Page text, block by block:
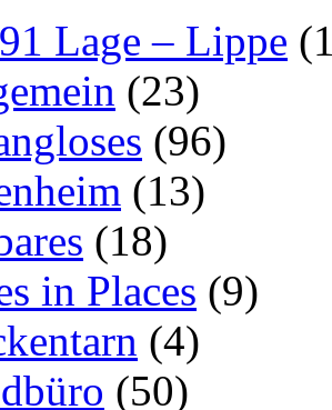
Lage – Lippe
(23)
(96)
(13)
(18)
in Places (9)
(4)
(50)